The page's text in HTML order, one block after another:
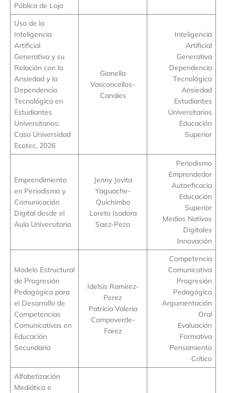
Pública de Loja
Uso de la
Inteligencia
Artificial
Generativa y su
Relación con la
Ansiedad y la
Dependencia
Tecnológica en
Estudiantes
Universitarios:
Caso Universidad
Ecotec, 2026
Gianella
Vasconcellos-
Canales
Inteligencia
Artificial
Generativa
Dependencia
Tecnológica
Ansiedad
Estudiantes
Universitarios
Educación
Superior
Emprendimiento
en Periodismo y
Comunicación
Digital desde el
Aula Universitaria
Jenny Jovita
Yaguache-
Quichimbo
Loreto Isadora
Saez-Pezo
Periodismo
Emprendedor
Autoeficacia
Educación
Superior
Medios Nativos
Digitales
Innovación
Modelo Estructural
de Progresión
Pedagógica para
el Desarrollo de
Competencias
Comunicativas en
Educación
Secundaria
Idelsis Ramirez-
Perez
Patricia Valeria
Campoverde-
Farez
Competencia
Comunicativa
Progresión
Pedagógica
Argumentación
Oral
Evaluación
Formativa
Pensamiento
Crítico
Alfabetización
Mediática e